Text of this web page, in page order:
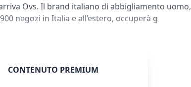
Ovs. Il brand italiano di abbigliamento uomo,
negozi in Italia e all’estero, occuperà g
CONTENUTO PREMIUM